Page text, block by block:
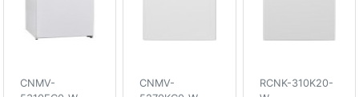
CNMV-
CNMV-
RCNK-310K20-